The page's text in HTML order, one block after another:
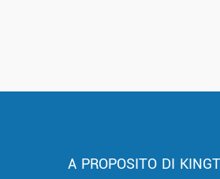
A PROPOSITO DI